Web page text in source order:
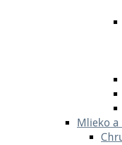
Mlieko